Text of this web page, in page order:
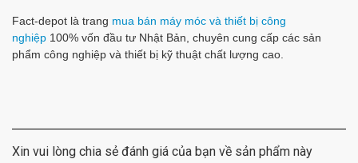
Fact-depot là trang mua bán máy móc và thiết bị công
nghiệp 100% vốn đầu tư Nhật Bản, chuyên cung cấp các sản
phẩm công nghiệp và thiết bị kỹ thuật chất lượng cao.
Xin vui lòng chia sẻ đánh giá của bạn về sản phẩm này